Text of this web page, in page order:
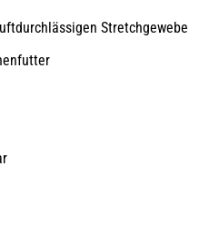
Stretchgewebe